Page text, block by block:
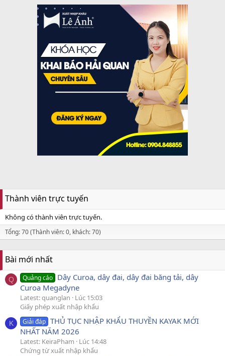
Thành viên trực tuyến
Không có thành viên trực tuyến.
Tổng: 70 (Thành viên: 0, khách: 70)
Bài mới nhất
Q Quảng cáo Dây Curoa, dây đai, dây đai băng tải, dây
Curoa Megadyne
Latest: quanglan
Lúc 15:03
Giấy phép xuất nhập khẩu
K Giải đáp THỦ TỤC NHẬP KHẨU THUYỀN KAYAK MỚI
NHẤT NĂM 2026
Latest: KeiraPham
Lúc 14:48
Chứng từ xuất nhập khẩu